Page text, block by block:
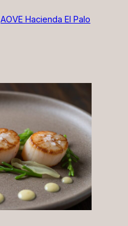
AOVE Hacienda El Palo